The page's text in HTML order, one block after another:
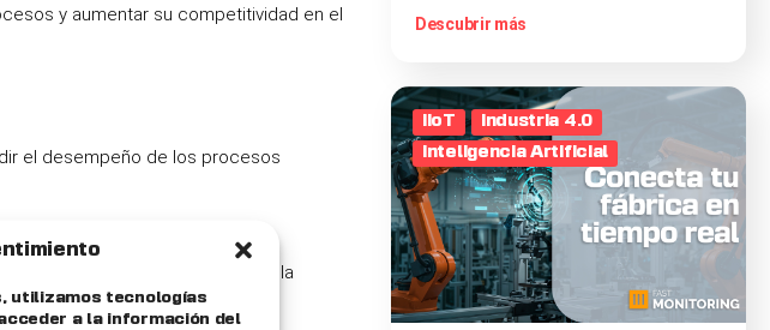
utilizamos tecnologías
a la información del
y aumentar su competitividad en el
el desempeño de los procesos
desde la recepción de la
Descubrir más
IIoT
Industria 4.0
Inteligencia Artificial